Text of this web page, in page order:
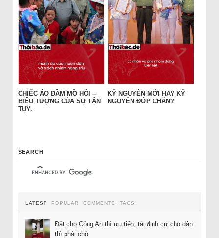
CHIẾC ÁO ĐẦM MỒ HÔI –
BIỂU TƯỢNG CỦA SỰ TẬN
TỤY.
KỶ NGUYÊN MỚI HAY KỶ
NGUYÊN ĐỚP CHÁN?
SEARCH
LATEST POPULAR COMMENTS TAGS
Đất cho Công An thì ưu tiên, tái định cư cho dân
thì phải chờ